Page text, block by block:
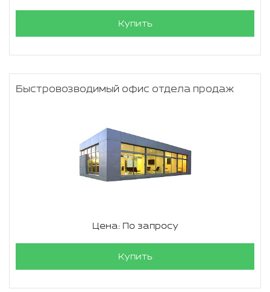
Купить
Быстровозводимый офис отдела продаж
Цена: По запросу
Купить